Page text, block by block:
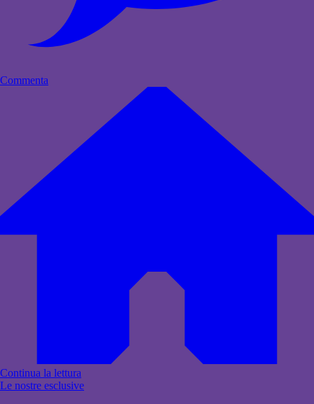
Commenta
Continua la lettura
Le nostre esclusive